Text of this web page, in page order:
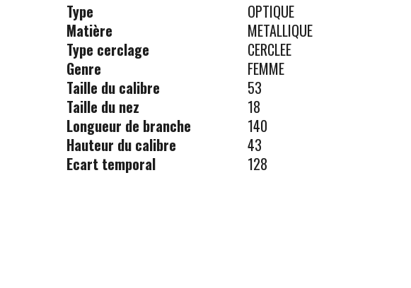
Type
OPTIQUE
Matière
METALLIQUE
Type cerclage
CERCLEE
Genre
FEMME
Taille du calibre
53
Taille du nez
18
Longueur de branche
140
Hauteur du calibre
43
Ecart temporal
128